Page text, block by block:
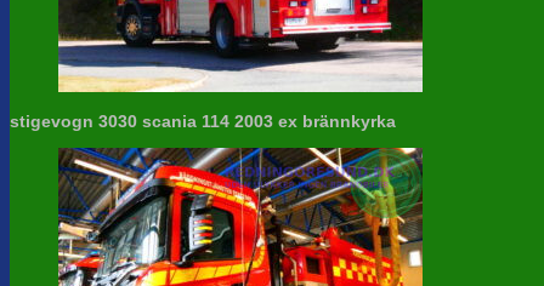
stigevogn 3030 scania 114 2003 ex brännkyrka